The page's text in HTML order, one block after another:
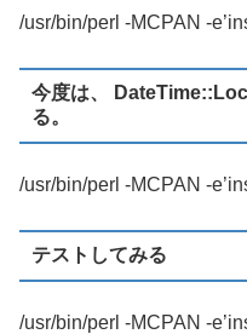
/usr/bin/perl -MCPAN -
今度は、
る。
/usr/bin/perl -MCPAN -
テストしてみる
/usr/bin/perl -MCPAN -